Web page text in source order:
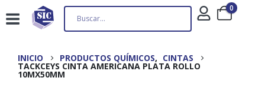
0
INICIO PRODUCTOS QUÍMICOS, CINTAS
TACKCEYS CINTA AMERICANA PLATA ROLLO
10MX50MM